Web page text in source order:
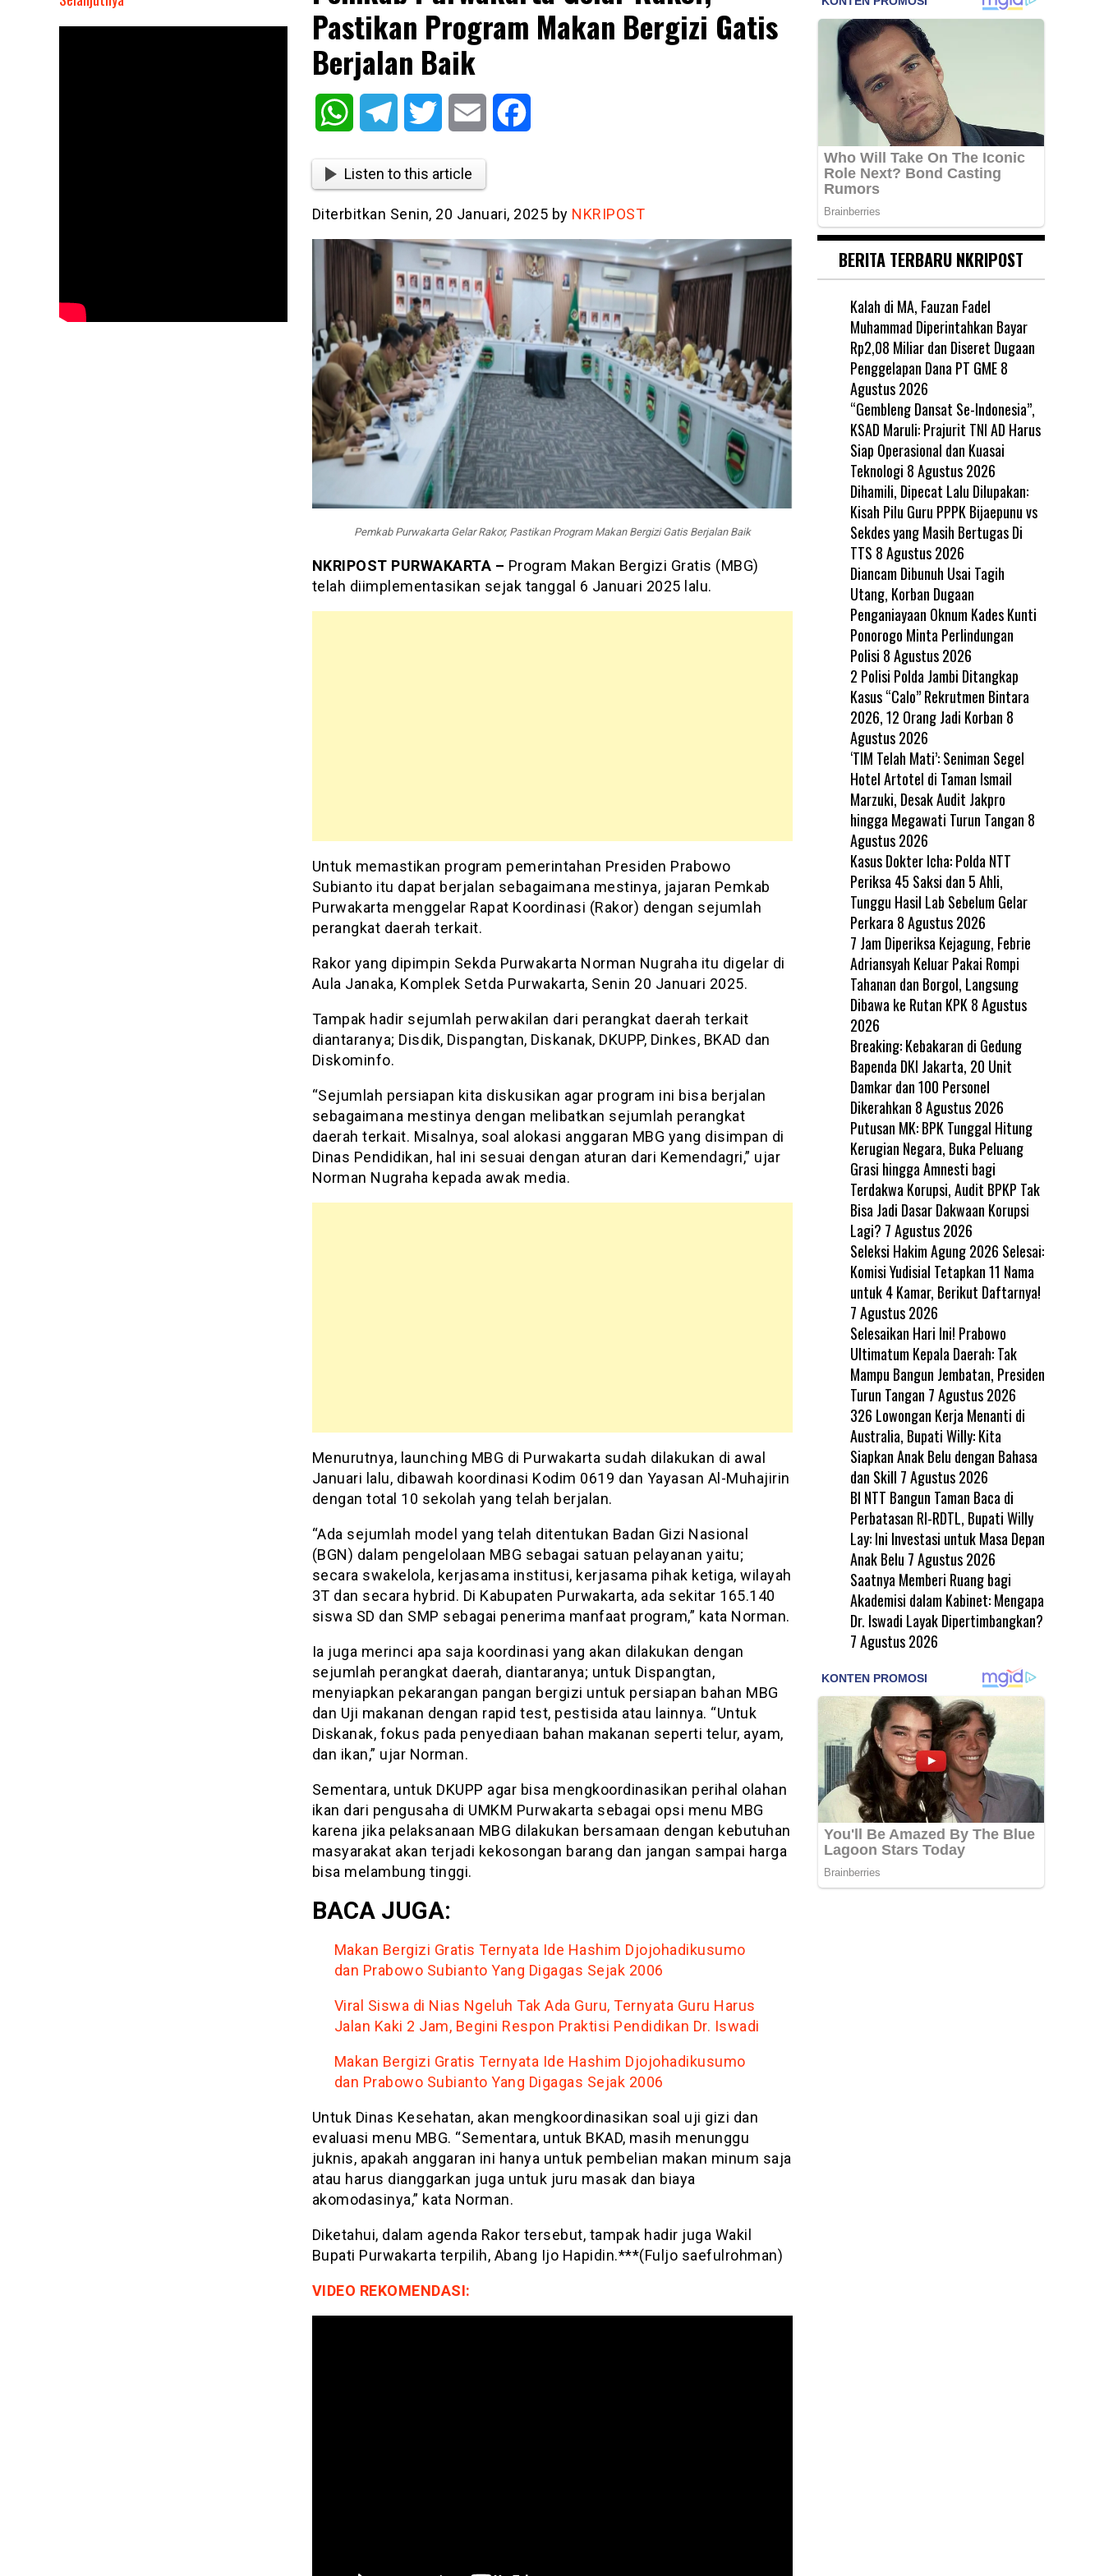
Pastikan Program Makan Bergizi Gatis
Berjalan Baik
WhatsAppTelegram Twitter Email
Listen to this article
Diterbitkan Senin, 20 Januari, 2025 by NKRIPOST
Pemkab Purwakarta Gelar Rakor, Pastikan Program Makan Bergizi Gatis Berjalan Baik
NKRIPOST PURWAKARTA – Program Makan Bergizi Gratis (MBG)
telah diimplementasikan sejak tanggal 6 Januari 2025 lalu.
Untuk memastikan program pemerintahan Presiden Prabowo
Subianto itu dapat berjalan sebagaimana mestinya, jajaran Pemkab
Purwakarta menggelar Rapat Koordinasi (Rakor) dengan sejumlah
perangkat daerah terkait.
Rakor yang dipimpin Sekda Purwakarta Norman Nugraha itu digelar di
Aula Janaka, Komplek Setda Purwakarta, Senin 20 Januari 2025.
Tampak hadir sejumlah perwakilan dari perangkat daerah terkait
diantaranya; Disdik, Dispangtan, Diskanak, DKUPP, Dinkes, BKAD dan
Diskominfo.
“Sejumlah persiapan kita diskusikan agar program ini bisa berjalan
sebagaimana mestinya dengan melibatkan sejumlah perangkat
daerah terkait. Misalnya, soal alokasi anggaran MBG yang disimpan di
Dinas Pendidikan, hal ini sesuai dengan aturan dari Kemendagri,” ujar
Norman Nugraha kepada awak media.
Menurutnya, launching MBG di Purwakarta sudah dilakukan di awal
Januari lalu, dibawah koordinasi Kodim 0619 dan Yayasan Al-Muhajirin
dengan total 10 sekolah yang telah berjalan.
“Ada sejumlah model yang telah ditentukan Badan Gizi Nasional
(BGN) dalam pengelolaan MBG sebagai satuan pelayanan yaitu;
secara swakelola, kerjasama institusi, kerjasama pihak ketiga, wilayah
3T dan secara hybrid. Di Kabupaten Purwakarta, ada sekitar 165.140
siswa SD dan SMP sebagai penerima manfaat program,” kata Norman.
Ia juga merinci apa saja koordinasi yang akan dilakukan dengan
sejumlah perangkat daerah, diantaranya; untuk Dispangtan,
menyiapkan pekarangan pangan bergizi untuk persiapan bahan MBG
dan Uji makanan dengan rapid test, pestisida atau lainnya. “Untuk
Diskanak, fokus pada penyediaan bahan makanan seperti telur, ayam,
dan ikan,” ujar Norman.
Sementara, untuk DKUPP agar bisa mengkoordinasikan perihal olahan
ikan dari pengusaha di UMKM Purwakarta sebagai opsi menu MBG
karena jika pelaksanaan MBG dilakukan bersamaan dengan kebutuhan
masyarakat akan terjadi kekosongan barang dan jangan sampai harga
bisa melambung tinggi.
BACA JUGA:
Makan Bergizi Gratis Ternyata Ide Hashim Djojohadikusumo
dan Prabowo Subianto Yang Digagas Sejak 2006
Viral Siswa di Nias Ngeluh Tak Ada Guru, Ternyata Guru Harus
Jalan Kaki 2 Jam, Begini Respon Praktisi Pendidikan Dr. Iswadi
Makan Bergizi Gratis Ternyata Ide Hashim Djojohadikusumo
dan Prabowo Subianto Yang Digagas Sejak 2006
Untuk Dinas Kesehatan, akan mengkoordinasikan soal uji gizi dan
evaluasi menu MBG. “Sementara, untuk BKAD, masih menunggu
juknis, apakah anggaran ini hanya untuk pembelian makan minum saja
atau harus dianggarkan juga untuk juru masak dan biaya
akomodasinya,” kata Norman.
Diketahui, dalam agenda Rakor tersebut, tampak hadir juga Wakil
Bupati Purwakarta terpilih, Abang Ijo Hapidin.***(Fuljo saefulrohman)
VIDEO REKOMENDASI:
BERITA TERBARU NKRIPOST
Kalah di MA, Fauzan Fadel
Muhammad Diperintahkan Bayar
Rp2,08 Miliar dan Diseret Dugaan
Penggelapan Dana PT GME 8
Agustus 2026
“Gembleng Dansat Se-Indonesia”,
KSAD Maruli: Prajurit TNI AD Harus
Siap Operasional dan Kuasai
Teknologi 8 Agustus 2026
Dihamili, Dipecat Lalu Dilupakan:
Kisah Pilu Guru PPPK Bijaepunu vs
Sekdes yang Masih Bertugas Di
TTS 8 Agustus 2026
Diancam Dibunuh Usai Tagih
Utang, Korban Dugaan
Penganiayaan Oknum Kades Kunti
Ponorogo Minta Perlindungan
Polisi 8 Agustus 2026
2 Polisi Polda Jambi Ditangkap
Kasus “Calo” Rekrutmen Bintara
2026, 12 Orang Jadi Korban 8
Agustus 2026
‘TIM Telah Mati’: Seniman Segel
Hotel Artotel di Taman Ismail
Marzuki, Desak Audit Jakpro
hingga Megawati Turun Tangan 8
Agustus 2026
Kasus Dokter Icha: Polda NTT
Periksa 45 Saksi dan 5 Ahli,
Tunggu Hasil Lab Sebelum Gelar
Perkara 8 Agustus 2026
7 Jam Diperiksa Kejagung, Febrie
Adriansyah Keluar Pakai Rompi
Tahanan dan Borgol, Langsung
Dibawa ke Rutan KPK 8 Agustus
2026
Breaking: Kebakaran di Gedung
Bapenda DKI Jakarta, 20 Unit
Damkar dan 100 Personel
Dikerahkan 8 Agustus 2026
Putusan MK: BPK Tunggal Hitung
Kerugian Negara, Buka Peluang
Grasi hingga Amnesti bagi
Terdakwa Korupsi, Audit BPKP Tak
Bisa Jadi Dasar Dakwaan Korupsi
Lagi? 7 Agustus 2026
Seleksi Hakim Agung 2026 Selesai:
Komisi Yudisial Tetapkan 11 Nama
untuk 4 Kamar, Berikut Daftarnya!
7 Agustus 2026
Selesaikan Hari Ini! Prabowo
Ultimatum Kepala Daerah: Tak
Mampu Bangun Jembatan, Presiden
Turun Tangan 7 Agustus 2026
326 Lowongan Kerja Menanti di
Australia, Bupati Willy: Kita
Siapkan Anak Belu dengan Bahasa
dan Skill 7 Agustus 2026
BI NTT Bangun Taman Baca di
Perbatasan RI-RDTL, Bupati Willy
Lay: Ini Investasi untuk Masa Depan
Anak Belu 7 Agustus 2026
Saatnya Memberi Ruang bagi
Akademisi dalam Kabinet: Mengapa
Dr. Iswadi Layak Dipertimbangkan?
7 Agustus 2026